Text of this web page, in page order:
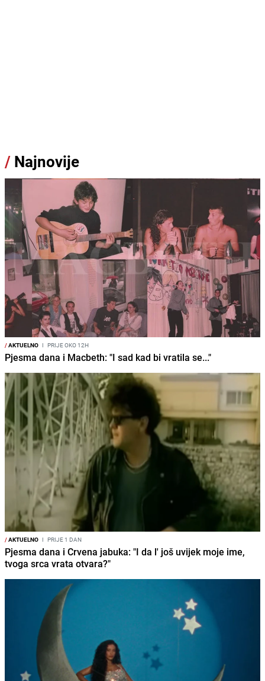
/ Najnovije
/AKTUELNO I PRIJE OKO 12H
Pjesma dana i Macbeth: "I sad kad bi vratila se..."
/AKTUELNO I PRIJE 1 DAN
Pjesma dana i Crvena jabuka: "I da l' još uvijek moje ime,
tvoga srca vrata otvara?"